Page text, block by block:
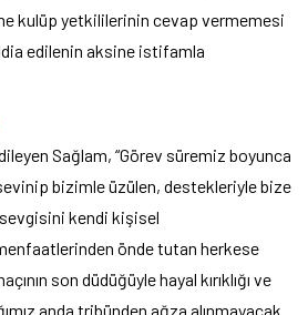
kulüp yetkililerinin cevap vermemesi
edilenin aksine istifamla
Sağlam, “Görev süremiz boyunca
bizimle üzülen, destekleriyle bize
kendi kişisel
önde tutan herkese
son düdüğüyle hayal kırıklığı ve
anda tribünden ağza alınmayacak